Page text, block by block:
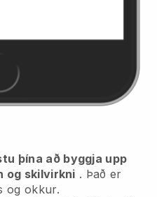
þína að byggja upp
og skilvirkni . Það er
og okkur.